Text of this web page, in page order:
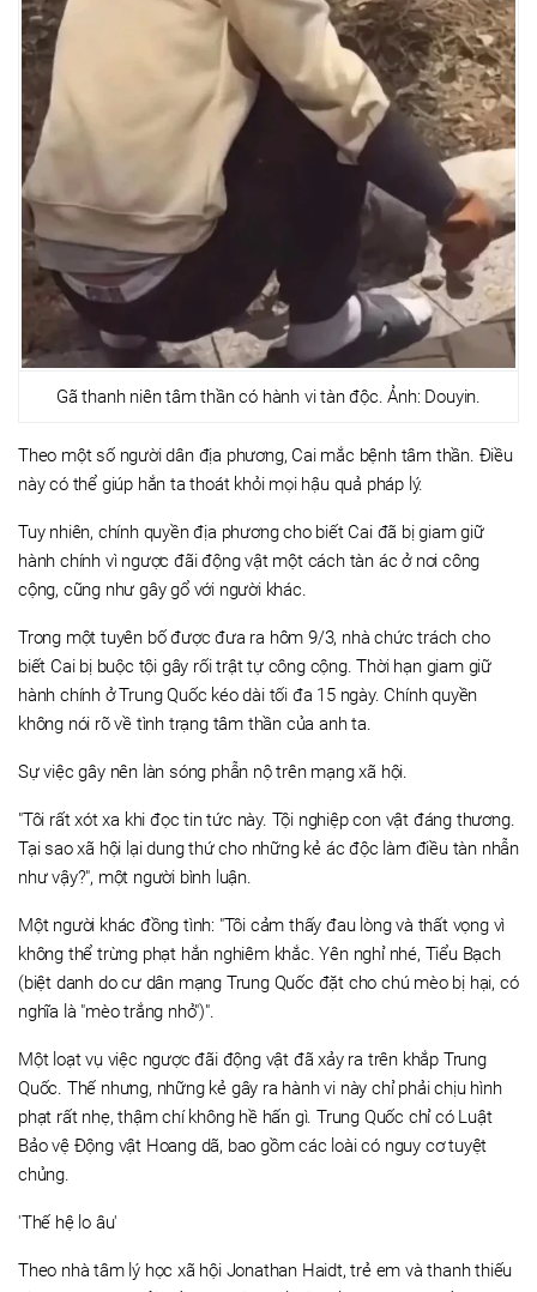
Gã thanh niên tâm thần có hành vi tàn độc. Ảnh: Douyin.
Theo một số người dân địa phương, Cai mắc bệnh tâm thần. Điều
này có thể giúp hắn ta thoát khỏi mọi hậu quả pháp lý.
Tuy nhiên, chính quyền địa phương cho biết Cai đã bị giam giữ
hành chính vì ngược đãi động vật một cách tàn ác ở nơi công
cộng, cũng như gây gổ với người khác.
Trong một tuyên bố được đưa ra hôm 9/3, nhà chức trách cho
biết Cai bị buộc tội gây rối trật tự công cộng. Thời hạn giam giữ
hành chính ở Trung Quốc kéo dài tối đa 15 ngày. Chính quyền
không nói rõ về tình trạng tâm thần của anh ta.
Sự việc gây nên làn sóng phẫn nộ trên mạng xã hội.
"Tôi rất xót xa khi đọc tin tức này. Tội nghiệp con vật đáng thương.
Tại sao xã hội lại dung thứ cho những kẻ ác độc làm điều tàn nhẫn
như vậy?", một người bình luận.
Một người khác đồng tình: "Tôi cảm thấy đau lòng và thất vọng vì
không thể trừng phạt hắn nghiêm khắc. Yên nghỉ nhé, Tiểu Bạch
(biệt danh do cư dân mạng Trung Quốc đặt cho chú mèo bị hại, có
nghĩa là "mèo trắng nhỏ")".
Một loạt vụ việc ngược đãi động vật đã xảy ra trên khắp Trung
Quốc. Thế nhưng, những kẻ gây ra hành vi này chỉ phải chịu hình
phạt rất nhẹ, thậm chí không hề hấn gì. Trung Quốc chỉ có Luật
Bảo vệ Động vật Hoang dã, bao gồm các loài có nguy cơ tuyệt
chủng.
'Thế hệ lo âu'
Theo nhà tâm lý học xã hội Jonathan Haidt, trẻ em và thanh thiếu